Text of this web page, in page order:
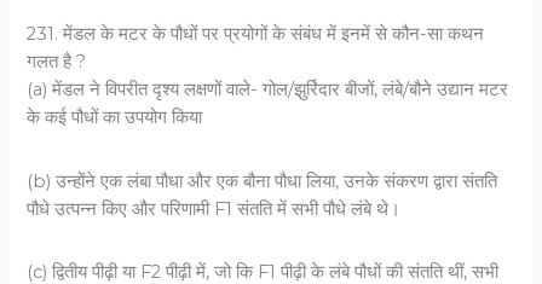
231. मेंडल के मटर के पौधों पर प्रयोगों के संबंध में इनमें से कौन-सा कथन
गलत है ?
(a) मेंडल ने विपरीत दृश्य लक्षणों वाले- गोल/झुर्रिदार बीजों, लंबे/बौने उद्यान मटर
के कई पौधों का उपयोग किया
(b) उन्होंने एक लंबा पौधा और एक बौना पौधा लिया, उनके संकरण द्वारा संतति
पौधे उत्पन्न किए और परिणामी F1 संतति में सभी पौधे लंबे थे।
(c) द्वितीय पीढ़ी या F2 पीढ़ी में, जो कि F1 पीढ़ी के लंबे पौधों की संतति थीं, सभी